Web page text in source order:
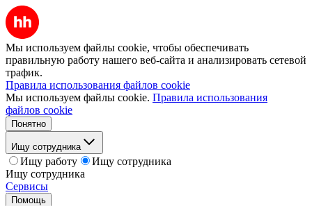
Мы используем файлы cookie, чтобы обеспечивать
правильную работу нашего веб-сайта и анализировать сетевой
трафик.
Правила использования файлов cookie
Мы используем файлы cookie. Правила использования
файлов cookie
Понятно
Ищу сотрудника
Ищу работу
Ищу сотрудника
Ищу сотрудника
Сервисы
Помощь